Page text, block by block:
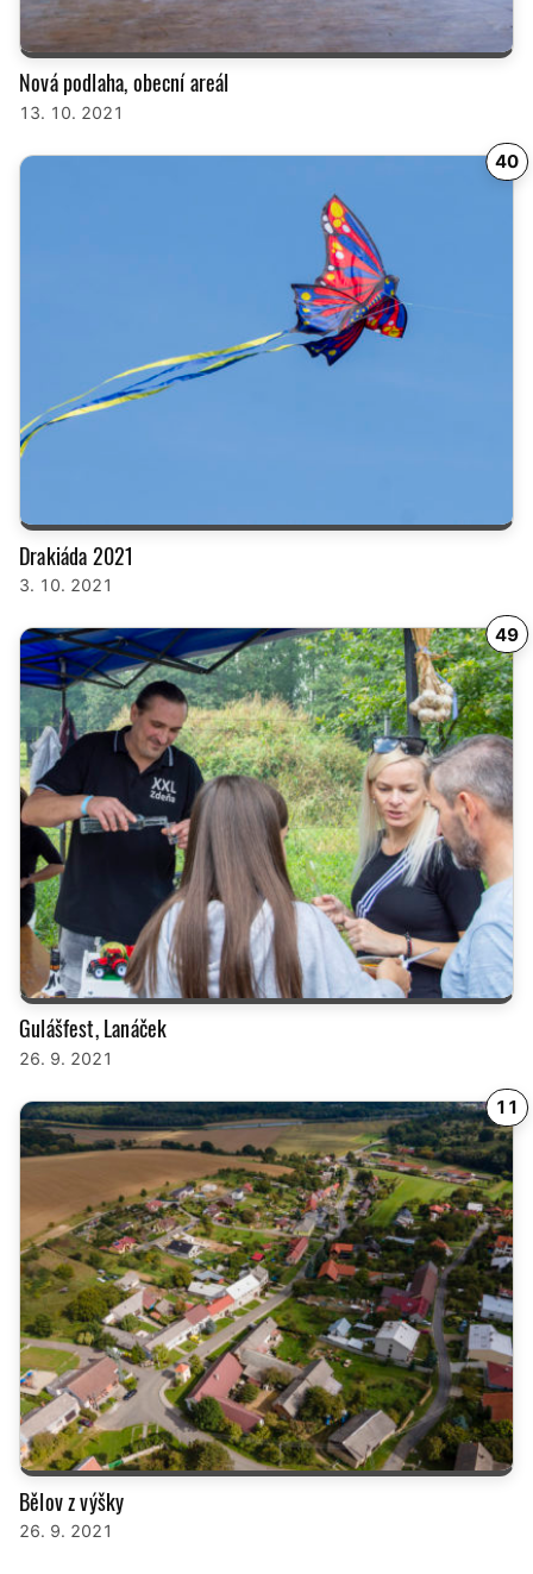
Nová podlaha, obecní areál
13. 10. 2021
40
Drakiáda 2021
3. 10. 2021
49
Gulášfest, Lanáček
26. 9. 2021
11
Bělov z výšky
26. 9. 2021